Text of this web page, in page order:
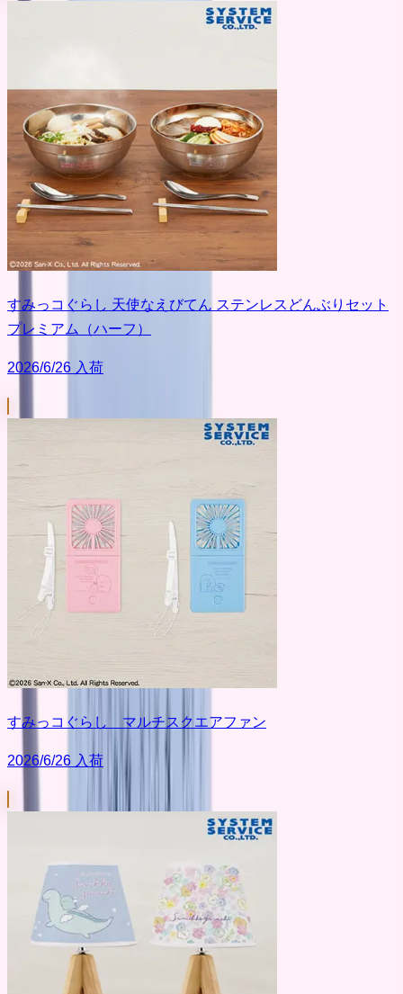
すみっコぐらし 天使なえびてん ステンレスどんぶりセット
プレミアム（ハーフ）
2026/6/26 入荷
すみっコぐらし マルチスクエアファン
2026/6/26 入荷